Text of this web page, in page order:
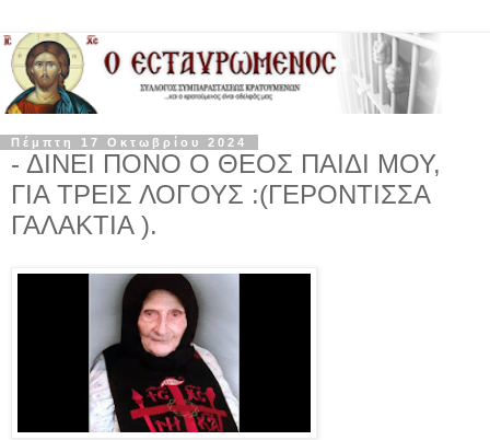
Πέμπτη 17 Οκτωβρίου 2024
- ΔΙΝΕΙ ΠΟΝΟ Ο ΘΕΟΣ ΠΑΙΔΙ ΜΟΥ,
ΓΙΑ ΤΡΕΙΣ ΛΟΓΟΥΣ :(ΓΕΡΟΝΤΙΣΣΑ
ΓΑΛΑΚΤΙΑ ).